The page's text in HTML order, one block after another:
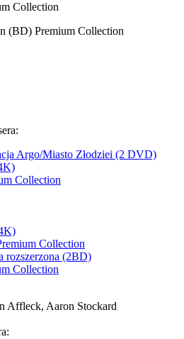
Collection
(BD) Premium Collection
Argo/Miasto Złodziei (2 DVD)
Collection
Collection
rozszerzona (2BD)
Collection
Affleck, Aaron Stockard